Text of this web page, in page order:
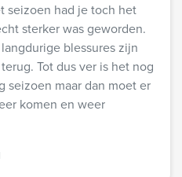
seizoen had je toch het
sterker was geworden.
blessures zijn
Tot dus ver is het nog
seizoen maar dan moet er
komen en weer